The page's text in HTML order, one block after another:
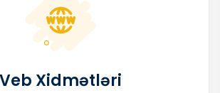
Veb Xidmətləri